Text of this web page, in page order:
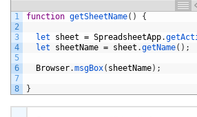
1
2
3
4
5
6
7
8
function getSheetName( ) {
let sheet = SpreadsheetApp.
let sheetName = sheet .getName( ) ;
Browser.msgBox( sheetName) ;
}